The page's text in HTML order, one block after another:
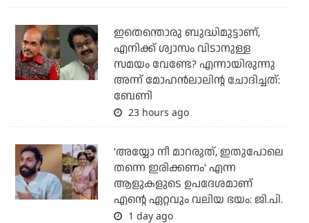
ഇതെന്തൊരു ബുദ്ധിമുട്ടാണ്,
എനിക്ക് ശ്വാസം വിടാനുള്ള
സമയം വേണ്ടേ? എന്നായിരുന്നു
അന്ന് മോഹൻലാലിന്റ ചോദിച്ചത്:
ബേണി
23 hours ago
'അയ്യോ നീ മാറരുത്, ഇതുപോലെ
തന്നെ ഇരിക്കണം' എന്ന
ആളുകളുടെ ഉപദേശമാണ്
എന്റെ ഏറ്റവും വലിയ ഭയം: ജി.പി.
1 day ago